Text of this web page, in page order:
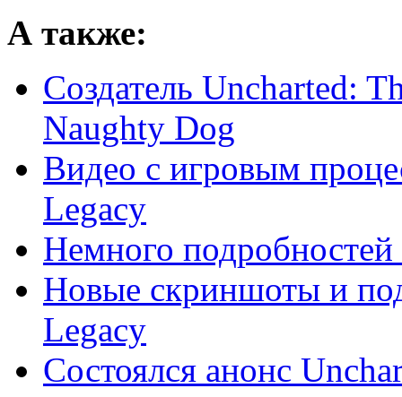
А также:
Создатель Uncharted:
Naughty Dog
Видео с игровым
Legacy
Немного
Новые скриншоты и
Legacy
Состоялся анонс